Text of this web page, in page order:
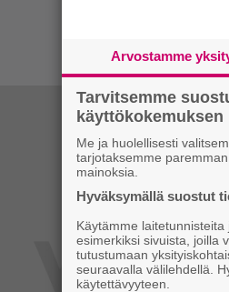
Arvostamme
Tarvitsemme
käyttökokemuksen
Me ja huolellisesti
tarjotaksemme
mainoksia.
Hyväksymällä suostut
Käytämme
esimerkiksi sivuista, joilla
tutustumaan
seuraavalla välilehdellä.
käytettävyyteen.